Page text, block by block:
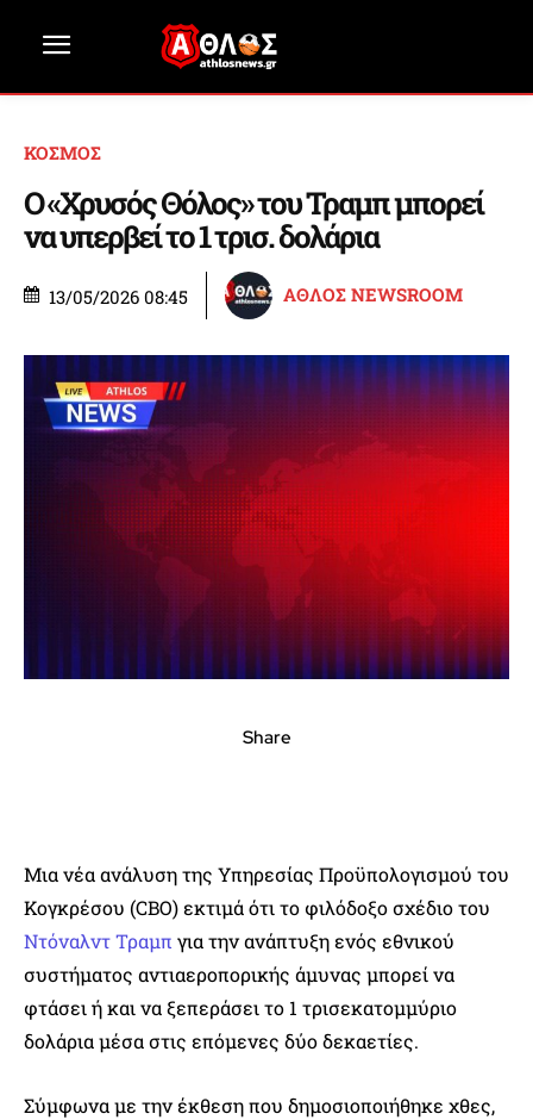
ΚΟΣΜΟΣ
Ο «Χρυσός Θόλος» του Τραμπ μπορεί
να υπερβεί το 1 τρισ. δολάρια
13/05/2026 08:45 ΑΘΛΟΣ NEWSROOM
Share
Μια νέα ανάλυση της Υπηρεσίας Προϋπολογισμού του
Κογκρέσου (CBO) εκτιμά ότι το φιλόδοξο σχέδιο του
Ντόναλντ Τραμπ για την ανάπτυξη ενός εθνικού
συστήματος αντιαεροπορικής άμυνας μπορεί να
φτάσει ή και να ξεπεράσει το 1 τρισεκατομμύριο
δολάρια μέσα στις επόμενες δύο δεκαετίες.
Σύμφωνα με την έκθεση που δημοσιοποιήθηκε χθες,